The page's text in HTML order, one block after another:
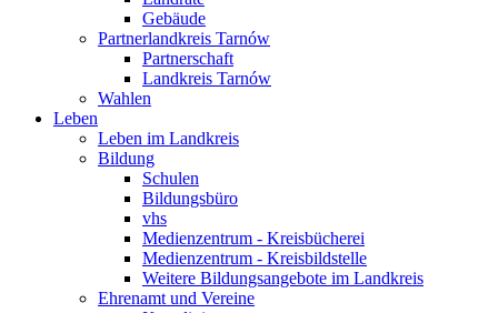
Gebäude
Partnerlandkreis Tarnów
Partnerschaft
Landkreis Tarnów
Wahlen
Leben
Leben im Landkreis
Bildung
Schulen
Bildungsbüro
vhs
Medienzentrum - Kreisbücherei
Medienzentrum - Kreisbildstelle
Weitere Bildungsangebote im Landkreis
Ehrenamt und Vereine